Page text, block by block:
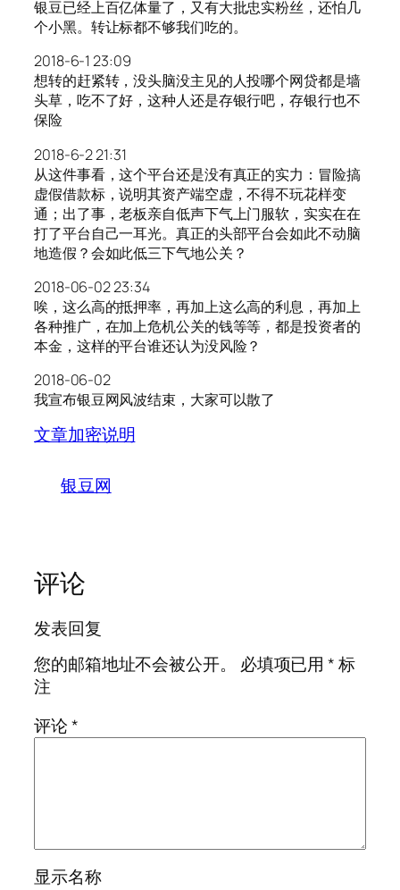
银豆已经上百亿体量了，又有大批忠实粉丝，还怕几
个小黑。转让标都不够我们吃的。
2018-6-1 23:09
想转的赶紧转，没头脑没主见的人投哪个网贷都是墙
头草，吃不了好，这种人还是存银行吧，存银行也不
保险
2018-6-2 21:31
从这件事看，这个平台还是没有真正的实力：冒险搞
虚假借款标，说明其资产端空虚，不得不玩花样变
通；出了事，老板亲自低声下气上门服软，实实在在
打了平台自己一耳光。真正的头部平台会如此不动脑
地造假？会如此低三下气地公关？
2018-06-02 23:34
唉，这么高的抵押率，再加上这么高的利息，再加上
各种推广，在加上危机公关的钱等等，都是投资者的
本金，这样的平台谁还认为没风险？
2018-06-02
我宣布银豆网风波结束，大家可以散了
文章加密说明
银豆网
评论
发表回复
您的邮箱地址不会被公开。
必填项已用*标
注
评论*
显示名称